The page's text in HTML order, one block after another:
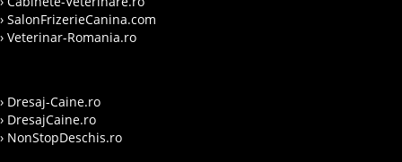
› SalonFrizerieCanina.com
› Veterinar-Romania.ro
› Dresaj-Caine.ro
› DresajCaine.ro
› NonStopDeschis.ro